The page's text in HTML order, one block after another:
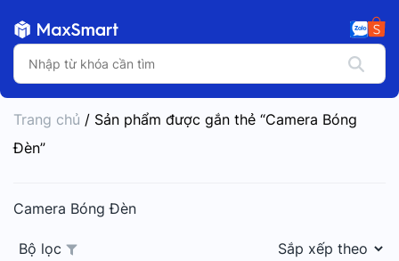
Trang chủ / Sản phẩm được gắn thẻ “Camera Bóng
Đèn”
Camera Bóng Đèn
Bộ lọc